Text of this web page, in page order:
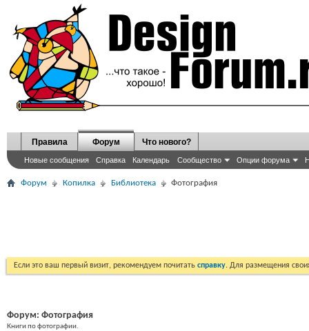
Правила Форум
Новые сообщения Справка Календарь Сообщество Опции форума
Что нового?
Форум Копилка Библиотека Фотография
Если это ваш первый визит, рекомендуем почитать справку. Для размещения
Форум: Фотография
Книги по фотографии.